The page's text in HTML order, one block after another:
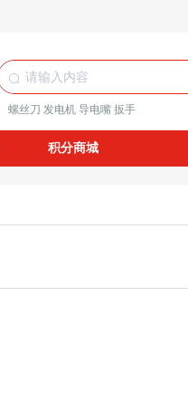
螺丝刀 发电机 导电嘴 扳手
积分商城